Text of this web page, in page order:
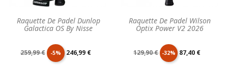
Raquette De Padel Dunlop
Galactica OS By Nisse
Prix
259,99 € -5% Prix
246,99 €
Raquette De Padel Wilson
Optix Power V2 2026
Prix
129,90 € -32% Prix
87,40 €